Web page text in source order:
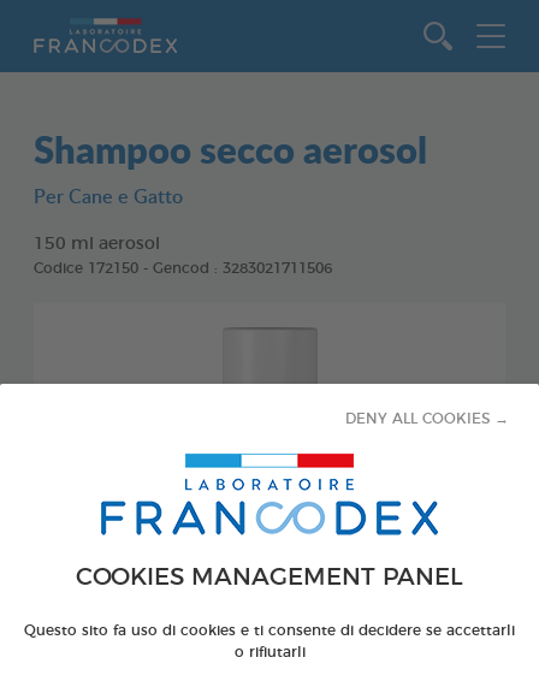
COOKIES MANAGEMENT PANEL
Questo sito fa uso di cookies e ti consente di decidere se accettarli
o rifiutarli
DENY ALL COOKIES →
Shampoo secco aerosol
Per Cane e Gatto
150 ml aerosol
Codice 172150 - Gencod : 3283021711506